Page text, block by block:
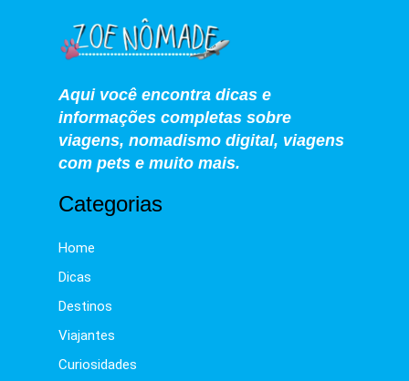
Aqui você encontra dicas e
informações completas sobre
viagens, nomadismo digital, viagens
com pets e muito mais.
Categorias
Home
Dicas
Destinos
Viajantes
Curiosidades